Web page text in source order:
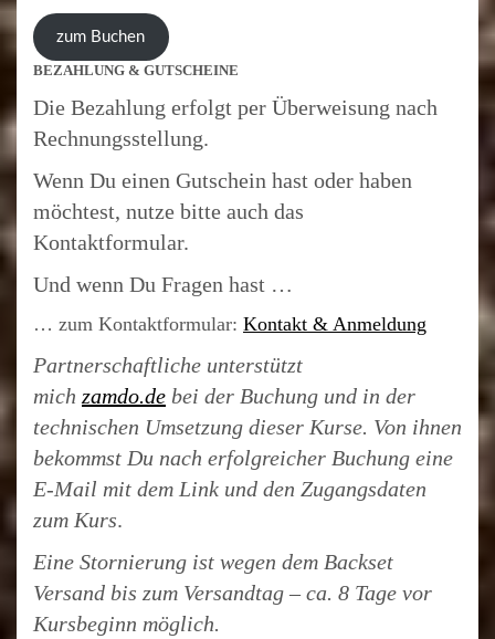
zum Buchen
BEZAHLUNG & GUTSCHEINE
Die Bezahlung erfolgt per Überweisung nach
Rechnungsstellung.
Wenn Du einen Gutschein hast oder haben
möchtest, nutze bitte auch das
Kontaktformular.
Und wenn Du Fragen hast …
… zum Kontaktformular: Kontakt & Anmeldung
Partnerschaftliche unterstützt
mich zamdo.de bei der Buchung und in der
technischen Umsetzung dieser Kurse. Von ihnen
bekommst Du nach erfolgreicher Buchung eine
E-Mail mit dem Link und den Zugangsdaten
zum Kurs.
Eine Stornierung ist wegen dem Backset
Versand bis zum Versandtag – ca. 8 Tage vor
Kursbeginn möglich.